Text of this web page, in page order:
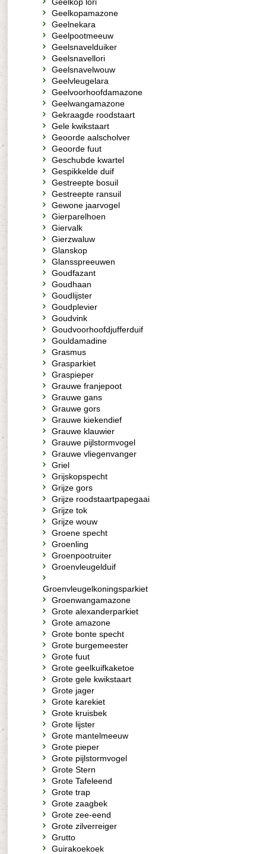
Geelkopamazone
Geelnekara
Geelpootmeeuw
Geelsnavelduiker
Geelsnavellori
Geelsnavelwouw
Geelvleugelara
Geelvoorhoofdamazone
Geelwangamazone
Gekraagde roodstaart
Gele kwikstaart
Geoorde aalscholver
Geoorde fuut
Geschubde kwartel
Gespikkelde duif
Gestreepte bosuil
Gestreepte ransuil
Gewone jaarvogel
Gierparelhoen
Giervalk
Gierzwaluw
Glanskop
Glansspreeuwen
Goudfazant
Goudhaan
Goudlijster
Goudplevier
Goudvink
Goudvoorhoofdjufferduif
Gouldamadine
Grasmus
Grasparkiet
Graspieper
Grauwe franjepoot
Grauwe gans
Grauwe gors
Grauwe kiekendief
Grauwe klauwier
Grauwe pijlstormvogel
Grauwe vliegenvanger
Griel
Grijskopspecht
Grijze gors
Grijze roodstaartpapegaai
Grijze tok
Grijze wouw
Groene specht
Groenling
Groenpootruiter
Groenvleugelduif
Groenvleugelkoningsparkiet
Groenwangamazone
Grote alexanderparkiet
Grote amazone
Grote bonte specht
Grote burgemeester
Grote fuut
Grote geelkuifkaketoe
Grote gele kwikstaart
Grote jager
Grote karekiet
Grote kruisbek
Grote lijster
Grote mantelmeeuw
Grote pieper
Grote pijlstormvogel
Grote Stern
Grote Tafeleend
Grote trap
Grote zaagbek
Grote zee-eend
Grote zilverreiger
Grutto
Guirakoekoek